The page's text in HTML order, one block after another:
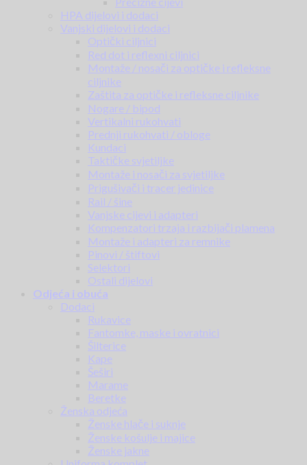
HPA dijelovi i dodaci
Vanjski dijelovi i dodaci
Optički ciljnici
Red dot i reflexni ciljnici
Montaže / nosači za optičke i refleksne
ciljnike
Zaštita za optičke i refleksne ciljnike
Nogare / bipod
Vertikalni rukohvati
Prednji rukohvati / obloge
Kundaci
Taktičke svjetiljke
Montaže i nosači za svjetiljke
Prigušivači i tracer jedinice
Rail / šine
Vanjske cijevi i adapteri
Kompenzatori trzaja i razbijači plamena
Montaže i adapteri za remnike
Pinovi / štiftovi
Selektori
Ostali dijelovi
Odjeća i obuća
Dodaci
Rukavice
Fantomke, maske i ovratnici
Šilterice
Kape
Šeširi
Marame
Beretke
Ženska odjeća
Ženske hlače i suknje
Ženske košulje i majice
Ženske jakne